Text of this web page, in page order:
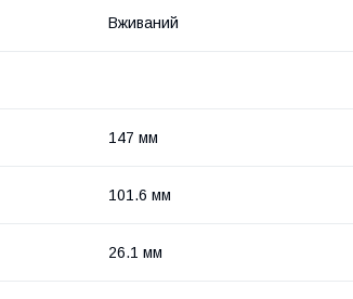
Вживаний
147 мм
101.6 мм
26.1 мм